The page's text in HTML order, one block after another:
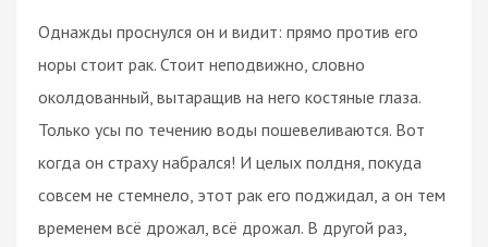
Однажды проснулся он и видит: прямо против его
норы стоит рак. Стоит неподвижно, словно
околдованный, вытаращив на него костяные глаза.
Только усы по течению воды пошевеливаются. Вот
когда он страху набрался! И целых полдня, покуда
совсем не стемнело, этот рак его поджидал, а он тем
временем всё дрожал, всё дрожал. В другой раз,